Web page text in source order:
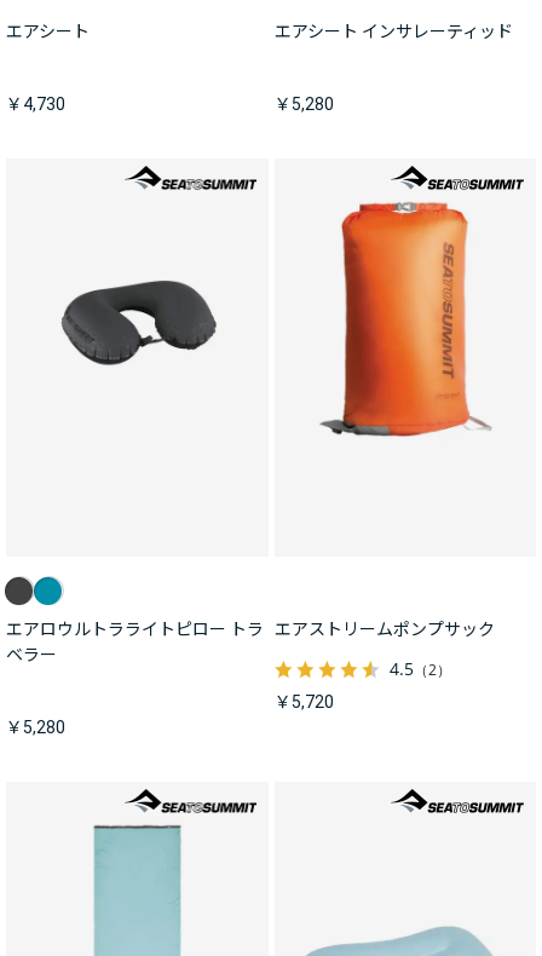
エアシート
￥4,730
エアシート インサレーティッド
￥5,280
エアロウルトラライトピロー トラ
ベラー
￥5,280
エアストリームポンプサック
4.5（2）
￥5,720